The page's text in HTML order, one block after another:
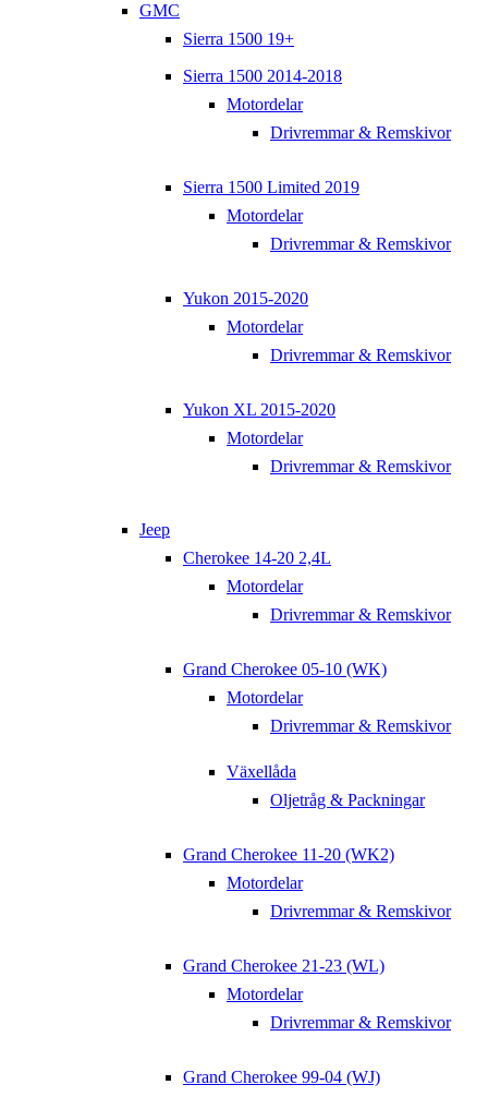
GMC
Sierra 1500 19+
Sierra 1500 2014-2018
Motordelar
Drivremmar & Remskivor
Sierra 1500 Limited 2019
Motordelar
Drivremmar & Remskivor
Yukon 2015-2020
Motordelar
Drivremmar & Remskivor
Yukon XL 2015-2020
Motordelar
Drivremmar & Remskivor
Jeep
Cherokee 14-20 2,4L
Motordelar
Drivremmar & Remskivor
Grand Cherokee 05-10 (WK)
Motordelar
Drivremmar & Remskivor
Växellåda
Oljetråg & Packningar
Grand Cherokee 11-20 (WK2)
Motordelar
Drivremmar & Remskivor
Grand Cherokee 21-23 (WL)
Motordelar
Drivremmar & Remskivor
Grand Cherokee 99-04 (WJ)